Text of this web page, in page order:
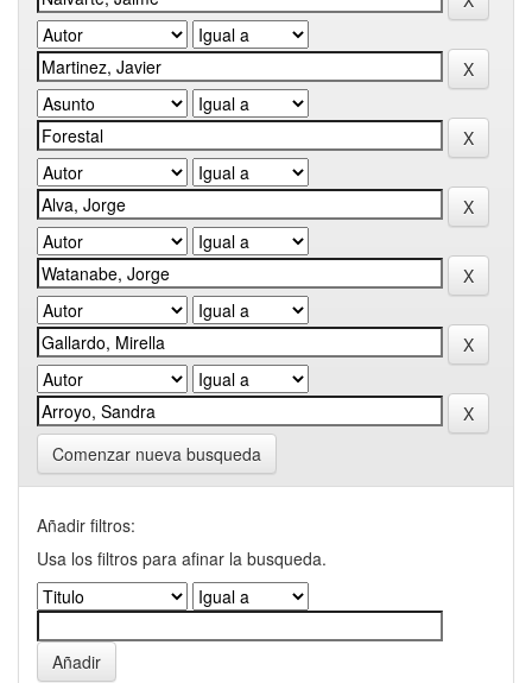
Comenzar nueva busqueda
Añadir filtros:
Usa los filtros para afinar la busqueda.